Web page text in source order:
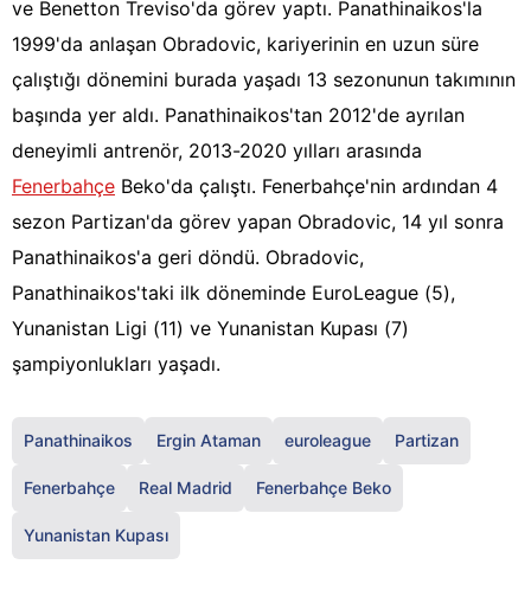
ve Benetton Treviso'da görev yaptı. Panathinaikos'la
1999'da anlaşan Obradovic, kariyerinin en uzun süre
çalıştığı dönemini burada yaşadı 13 sezonunun takımının
başında yer aldı. Panathinaikos'tan 2012'de ayrılan
deneyimli antrenör, 2013-2020 yılları arasında
Fenerbahçe Beko'da çalıştı. Fenerbahçe'nin ardından 4
sezon Partizan'da görev yapan Obradovic, 14 yıl sonra
Panathinaikos'a geri döndü. Obradovic,
Panathinaikos'taki ilk döneminde EuroLeague (5),
Yunanistan Ligi (11) ve Yunanistan Kupası (7)
şampiyonlukları yaşadı.
Panathinaikos Ergin Ataman euroleague Partizan
Fenerbahçe Real Madrid Fenerbahçe Beko
Yunanistan Kupası